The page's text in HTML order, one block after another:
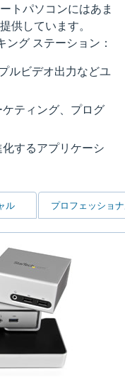
トパソコンにはあま
供しています。
グ ステーション：
ルビデオ出力などユ
ティング、プログ
するアプリケーシ
ル プロフェッショ